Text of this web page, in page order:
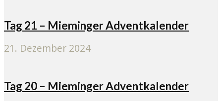
Tag 21 – Mieminger Adventkalender
21. Dezember 2024
Tag 20 – Mieminger Adventkalender